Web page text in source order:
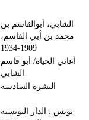
الشابي، أبوالقاسم بن
محمد بن أبي القاسم،
1909-1934
أغاني الحياة/ أبو قاسم
الشابي
النشرة السادسة
تونس : الدار التونسية